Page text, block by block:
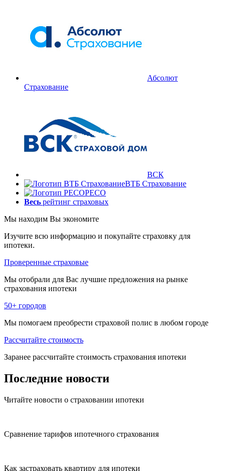
Абсолют
Страхование
ВСК
ВТБ Страхование
РЕСО
Весь рейтинг страховых
Мы находим Вы экономите
Изучите всю информацию и покупайте страховку для
ипотеки.
Проверенные страховые
Мы отобрали для Вас лучшие предложения на рынке
страхования ипотеки
50+ городов
Мы помогаем преобрести страховой полис в любом городе
Рассчитайте стоимость
Заранее рассчитайте стоимость страхования ипотеки
Последние новости
Читайте новости о страховании ипотеки
Сравнение тарифов ипотечного страхования
Как застраховать квартиру для ипотеки